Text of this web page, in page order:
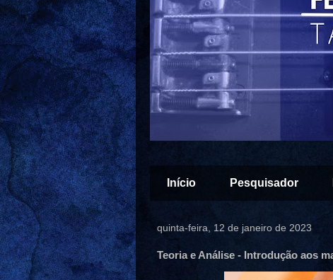
Início Pesquisador
quinta-feira, 12 de janeiro de 2023
Teoria e Análise - Introdução aos